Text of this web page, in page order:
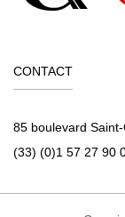
CONTACT
85 boulevard
(33) (0)1 57 27 90